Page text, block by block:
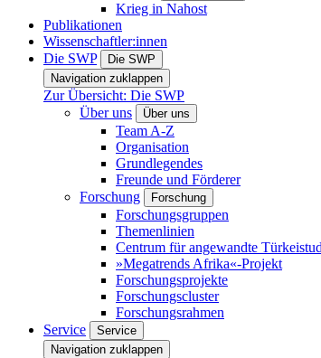
Krieg in Nahost
Publikationen
Wissenschaftler:innen
Die SWP
Die SWP
Navigation zuklappen
Zur Übersicht: Die SWP
Über uns
Über uns
Team A-Z
Organisation
Grundlegendes
Freunde und Förderer
Forschung
Forschung
Forschungsgruppen
Themenlinien
Centrum für angewandte
»Megatrends Afrika«-Projekt
Forschungsprojekte
Forschungscluster
Forschungsrahmen
Service
Service
Navigation zuklappen